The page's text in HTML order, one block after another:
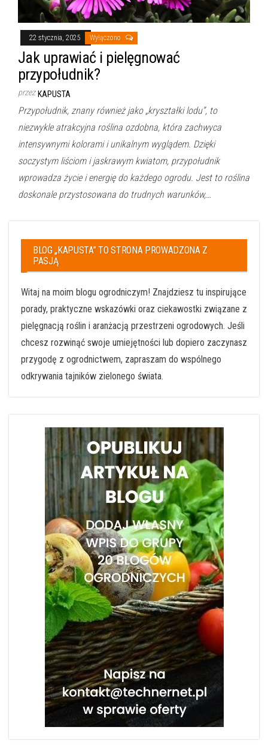
22 stycznia, 2025 Wyłączono
Jak uprawiać i pielęgnować
przypołudnik?
przez KAPUSTA
Przypołudnik, znany również jako „kryształki lodu”, to
niezwykle atrakcyjna roślina ozdobna, która zachwyca
intensywnymi kolorami i unikalnym wyglądem. Dzięki
soczystym liściom i jaskrawym kwiatom, przypołudnik
wprowadza życie i energię do każdego ogrodu. Jest to roślina
doskonale przystosowana do trudnych warunków,…
BLOG „KAPUSTA” TO STRONA PROWADZONA Z
PASJĄ
Witaj na moim blogu ogrodniczym! Znajdziesz tu inspirujące
porady, praktyczne wskazówki oraz ciekawostki związane z
pielęgnacją roślin i aranżacją przestrzeni ogrodowych. Jeśli
chcesz rozwinąć swoje umiejętności lub dopiero zaczynasz
przygodę z ogrodnictwem, zapraszam do wspólnego
odkrywania tajników zielonego świata.